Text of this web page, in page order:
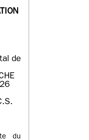
de
du